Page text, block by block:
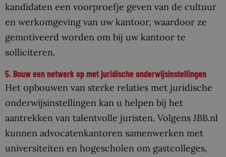
kandidaten een voorproefje geven van de cultuur
en werkomgeving van uw kantoor, waardoor ze
gemotiveerd worden om bij uw kantoor te
solliciteren.
5. Bouw een netwerk op met juridische onderwijsinstellingen
Het opbouwen van sterke relaties met juridische
onderwijsinstellingen kan u helpen bij het
aantrekken van talentvolle juristen. Volgens JBB.nl
kunnen advocatenkantoren samenwerken met
universiteiten en hogescholen om gastcolleges,